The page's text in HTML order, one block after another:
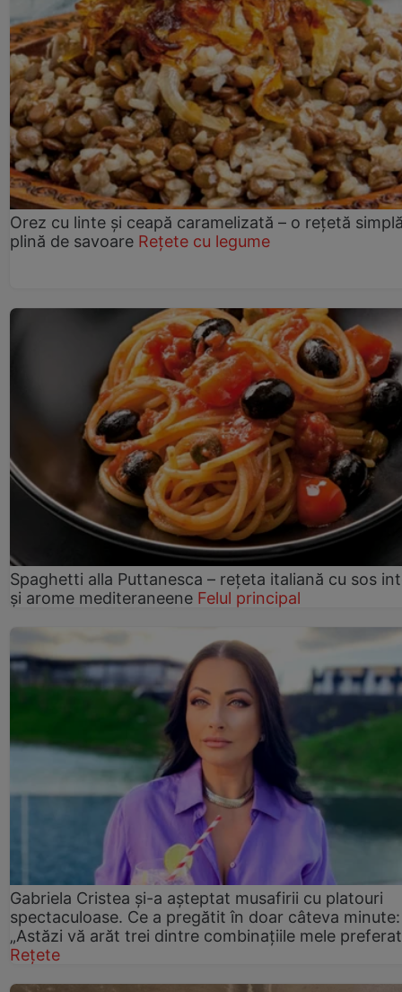
Orez cu linte și ceapă caramelizată – o rețetă
plină de savoare Rețete cu legume
Spaghetti alla Puttanesca – rețeta italiană cu sos
și arome mediteraneene Felul principal
Gabriela Cristea și-a așteptat musafirii cu platouri
spectaculoase. Ce a pregătit în doar câteva minute:
„Astăzi vă arăt trei dintre combinațiile mele
Rețete